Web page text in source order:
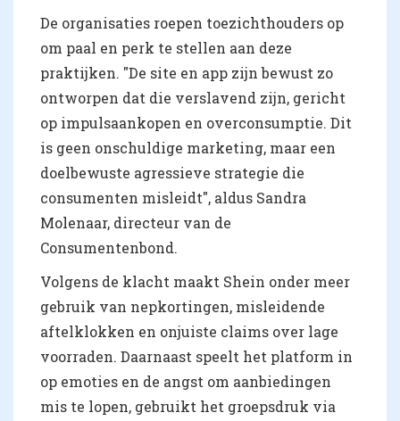
De organisaties roepen toezichthouders op
om paal en perk te stellen aan deze
praktijken. "De site en app zijn bewust zo
ontworpen dat die verslavend zijn, gericht
op impulsaankopen en overconsumptie. Dit
is geen onschuldige marketing, maar een
doelbewuste agressieve strategie die
consumenten misleidt", aldus Sandra
Molenaar, directeur van de
Consumentenbond.
Volgens de klacht maakt Shein onder meer
gebruik van nepkortingen, misleidende
aftelklokken en onjuiste claims over lage
voorraden. Daarnaast speelt het platform in
op emoties en de angst om aanbiedingen
mis te lopen, gebruikt het groepsdruk via